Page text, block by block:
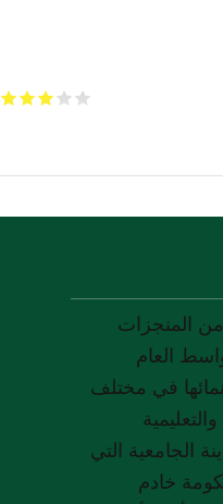
المنجزات
العام
نمائها في مختلف
الجامعية التي
خادم